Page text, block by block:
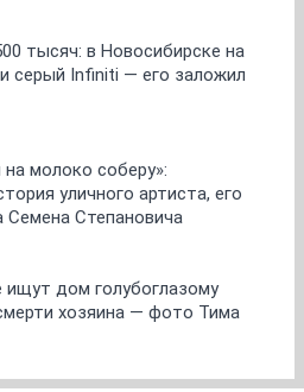
тысяч: в Новосибирске на
серый Infiniti — его заложил
молоко соберу»:
уличного артиста, его
Семена Степановича
ищут дом голубоглазому
хозяина — фото Тима